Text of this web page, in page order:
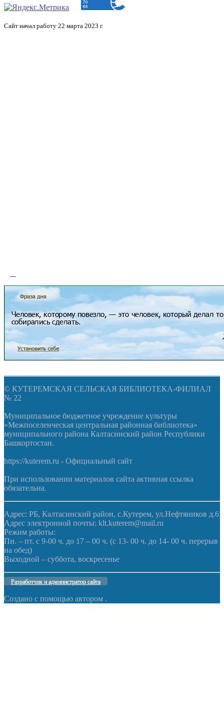
Сайт начал работу 22 марта 2023 г.
© КУТЕРЕМСКАЯ СЕЛЬСКАЯ БИБЛИОТЕКА-ФИЛИАЛ
№ 22
Муниципальное бюджетное учреждение культуры
«Межпоселенческая центральная районная библиотека»
муниципального района Калтасинский район Республики
Башкортостан.
https://kuterem.ru - Официальный сайт
При использовании материалов сайта активная ссылка
обязательна.
Адрес: РБ, Калтасинский район, с.Кутерем, ул.Нефтяников д.6
Адрес электронной почты: klt.kuterem@mail.ru
Режим работы:
Пн. – пт. с 9-00 ч. до 17 – 00 ч. (с 13- 00 ч. до 14- 00 ч. перерыв
на обед)
Выходной – суббота, воскресенье
Разработчик и администратор сайта
Создано с помощью автором .